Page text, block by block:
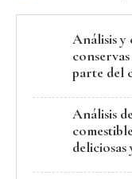
Análisis y
parte del
Análisis
deliciosas